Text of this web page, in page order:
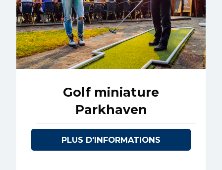
Golf miniature
Parkhaven
PLUS D'INFORMATIONS